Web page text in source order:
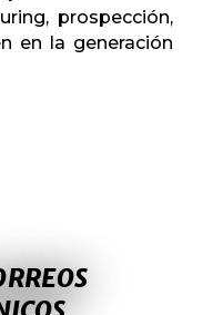
prospección,
en la generación